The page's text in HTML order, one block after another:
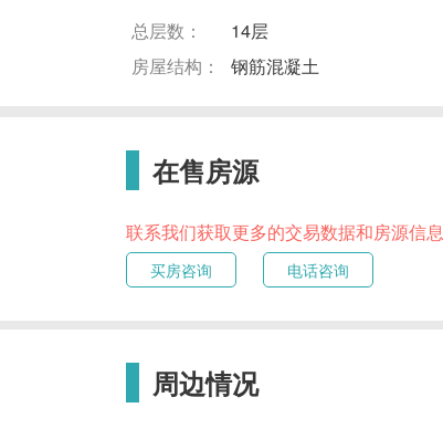
总层数： 14层
房屋结构：
钢筋混凝土
在售房源
联系我们获取更多的交易数据和房源信息
买房咨询 电话咨询
周边情况